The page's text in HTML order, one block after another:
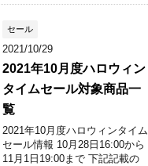
セール
2021/10/29
2021年10月度ハロウィン
タイムセール対象商品一
覧
2021年10月度ハロウィンタイム
セール情報 10月28日16:00から
11月1日19:00まで 下記記載の